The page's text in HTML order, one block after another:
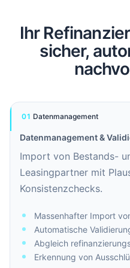
Ihr
sicher,
01 Datenmanagement
Datenmanagement &
Import von Bestands-
Leasingpartner mit
Konsistenzchecks.
Massenhafter Import
Automatische
Abgleich
Erkennung von